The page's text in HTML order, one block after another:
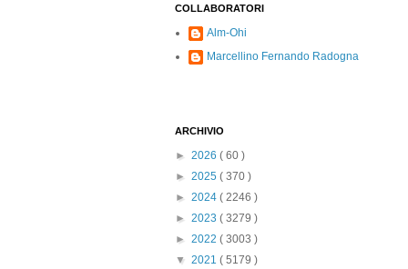
COLLABORATORI
Alm-Ohi
Marcellino Fernando Radogna
ARCHIVIO
► 2026 ( 60 )
► 2025 ( 370 )
► 2024 ( 2246 )
► 2023 ( 3279 )
► 2022 ( 3003 )
▼ 2021 ( 5179 )